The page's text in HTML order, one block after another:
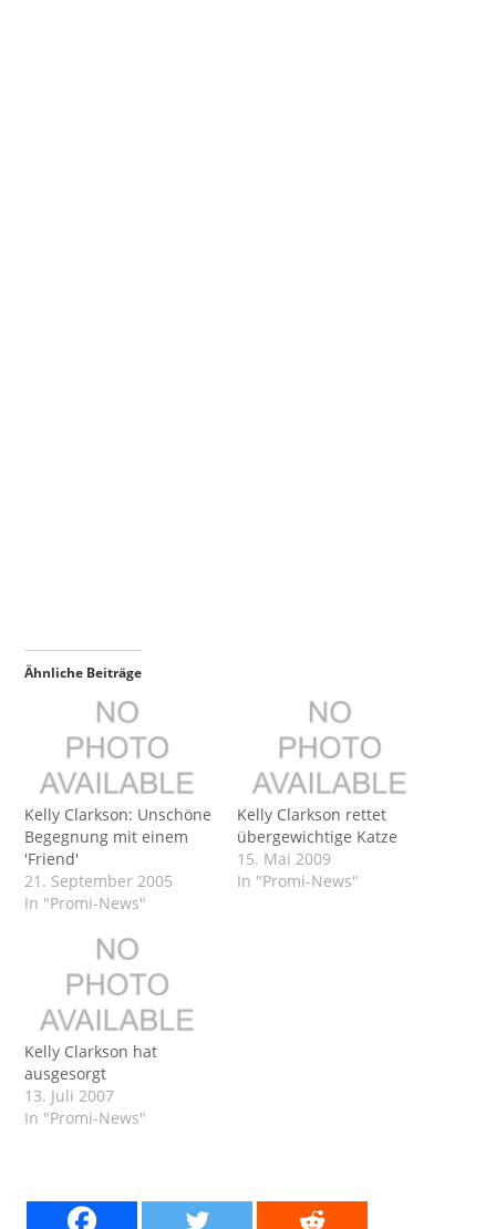
Ähnliche Beiträge
Kelly Clarkson: Unschöne
Begegnung mit einem
'Friend'
21. September 2005
In "Promi-News"
Kelly Clarkson rettet
übergewichtige Katze
15. Mai 2009
In "Promi-News"
Kelly Clarkson hat
ausgesorgt
13. Juli 2007
In "Promi-News"